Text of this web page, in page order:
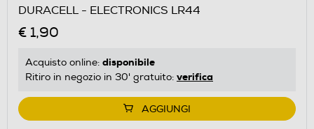
DURACELL - ELECTRONICS LR44
€ 1,90
Acquisto online: disponibile
Ritiro in negozio in 30' gratuito: verifica
AGGIUNGI